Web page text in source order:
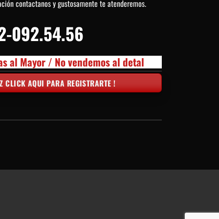
contactanos y gustosamente te atenderemos.
092.54.56
al Mayor / No vendemos al detal
CLICK AQUI PARA REGISTRARTE !